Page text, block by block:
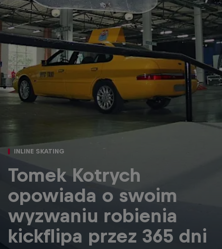
INLINE SKATING
Tomek Kotrych
opowiada o swoim
wyzwaniu robienia
kickflipa przez 365 dni